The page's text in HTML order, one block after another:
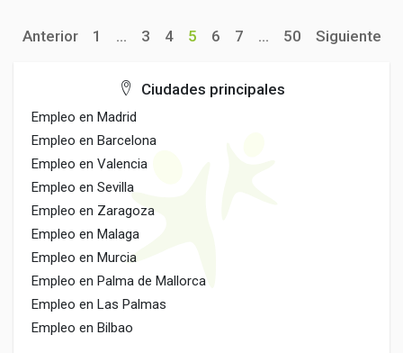
Anterior 1 ... 3 4 5 6 7 ... 50 Siguiente
Ciudades principales
Empleo en Madrid
Empleo en Barcelona
Empleo en Valencia
Empleo en Sevilla
Empleo en Zaragoza
Empleo en Malaga
Empleo en Murcia
Empleo en Palma de Mallorca
Empleo en Las Palmas
Empleo en Bilbao